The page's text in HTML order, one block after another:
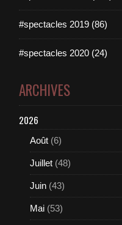
#spectacles 2019 (86)
#spectacles 2020 (24)
ARCHIVES
2026
Août (6)
Juillet (48)
Juin (43)
Mai (53)